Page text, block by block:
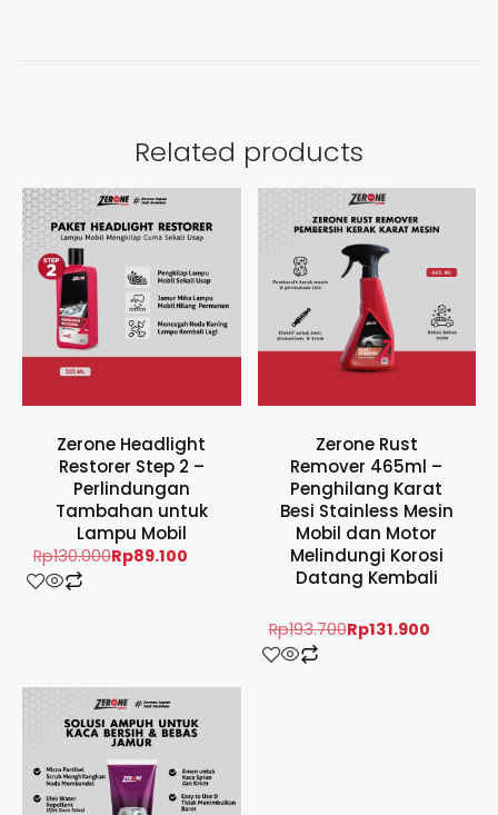
Related products
Zerone Headlight
Restorer Step 2 –
Perlindungan
Tambahan untuk
Lampu Mobil
Rp130.000Rp89.100
Zerone Rust
Remover 465ml –
Penghilang Karat
Besi Stainless Mesin
Mobil dan Motor
Melindungi Korosi
Datang Kembali
Rp193.700Rp131.900